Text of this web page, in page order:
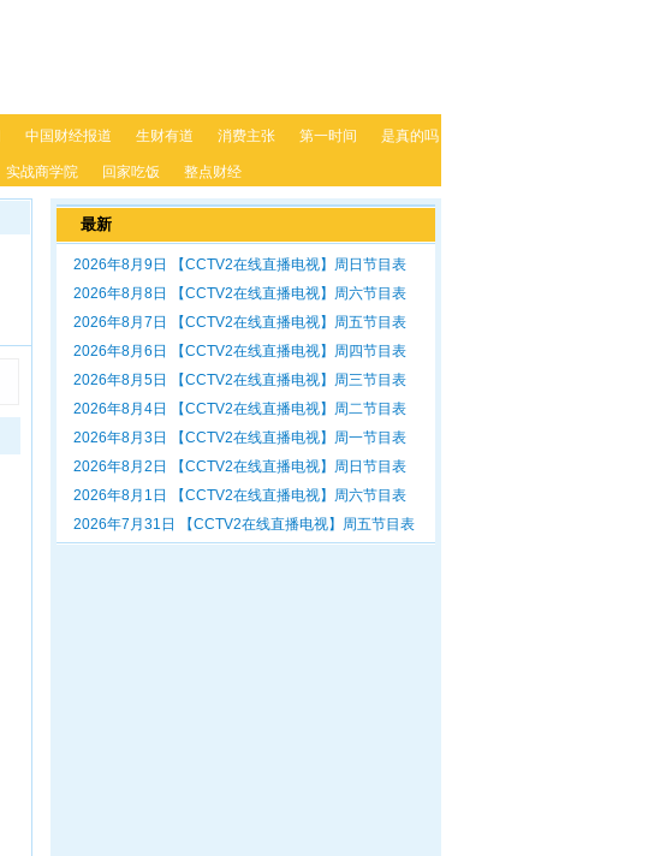
中国财经报道 生财有道 消费主张 第一时间 是真的吗
实战商学院 回家吃饭 整点财经
最新
2026年8月9日 【CCTV2在线直播电视】周日节目表
2026年8月8日 【CCTV2在线直播电视】周六节目表
2026年8月7日 【CCTV2在线直播电视】周五节目表
2026年8月6日 【CCTV2在线直播电视】周四节目表
2026年8月5日 【CCTV2在线直播电视】周三节目表
2026年8月4日 【CCTV2在线直播电视】周二节目表
2026年8月3日 【CCTV2在线直播电视】周一节目表
2026年8月2日 【CCTV2在线直播电视】周日节目表
2026年8月1日 【CCTV2在线直播电视】周六节目表
2026年7月31日 【CCTV2在线直播电视】周五节目表